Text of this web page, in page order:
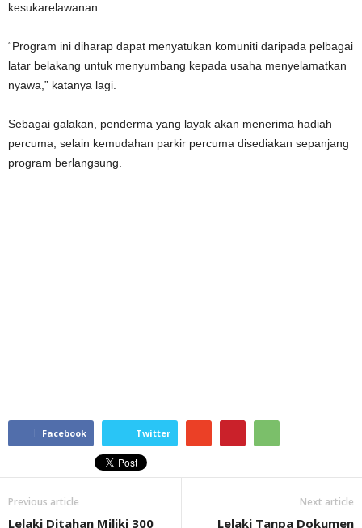
kesukarelawanan.
“Program ini diharap dapat menyatukan komuniti daripada pelbagai
latar belakang untuk menyumbang kepada usaha menyelamatkan
nyawa,” katanya lagi.
Sebagai galakan, penderma yang layak akan menerima hadiah
percuma, selain kemudahan parkir percuma disediakan sepanjang
program berlangsung.
Facebook Twitter
Previous article
Lelaki Ditahan Miliki 300
Next article
Lelaki Tanpa Dokumen